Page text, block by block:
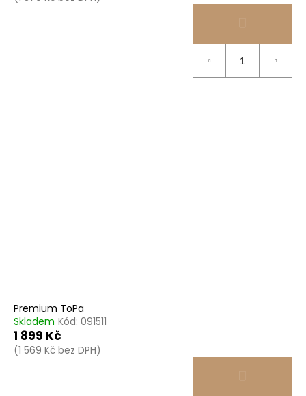
Premium ToPa
Skladem Kód: 091511
1 899 Kč
(1 569 Kč bez DPH)